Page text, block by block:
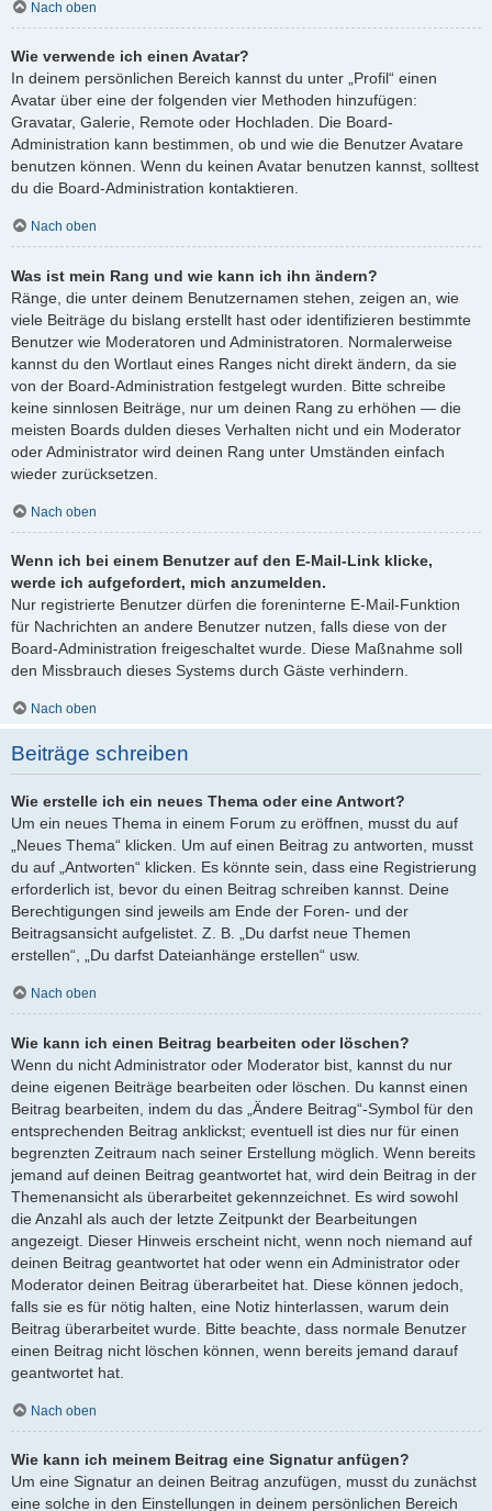
Nach oben
Wie verwende ich einen Avatar?
In deinem persönlichen Bereich kannst du unter „Profil“ einen
Avatar über eine der folgenden vier Methoden hinzufügen:
Gravatar, Galerie, Remote oder Hochladen. Die Board-
Administration kann bestimmen, ob und wie die Benutzer Avatare
benutzen können. Wenn du keinen Avatar benutzen kannst, solltest
du die Board-Administration kontaktieren.
Nach oben
Was ist mein Rang und wie kann ich ihn ändern?
Ränge, die unter deinem Benutzernamen stehen, zeigen an, wie
viele Beiträge du bislang erstellt hast oder identifizieren bestimmte
Benutzer wie Moderatoren und Administratoren. Normalerweise
kannst du den Wortlaut eines Ranges nicht direkt ändern, da sie
von der Board-Administration festgelegt wurden. Bitte schreibe
keine sinnlosen Beiträge, nur um deinen Rang zu erhöhen — die
meisten Boards dulden dieses Verhalten nicht und ein Moderator
oder Administrator wird deinen Rang unter Umständen einfach
wieder zurücksetzen.
Nach oben
Wenn ich bei einem Benutzer auf den E-Mail-Link klicke,
werde ich aufgefordert, mich anzumelden.
Nur registrierte Benutzer dürfen die foreninterne E-Mail-Funktion
für Nachrichten an andere Benutzer nutzen, falls diese von der
Board-Administration freigeschaltet wurde. Diese Maßnahme soll
den Missbrauch dieses Systems durch Gäste verhindern.
Nach oben
Beiträge schreiben
Wie erstelle ich ein neues Thema oder eine Antwort?
Um ein neues Thema in einem Forum zu eröffnen, musst du auf
„Neues Thema“ klicken. Um auf einen Beitrag zu antworten, musst
du auf „Antworten“ klicken. Es könnte sein, dass eine Registrierung
erforderlich ist, bevor du einen Beitrag schreiben kannst. Deine
Berechtigungen sind jeweils am Ende der Foren- und der
Beitragsansicht aufgelistet. Z. B. „Du darfst neue Themen
erstellen“, „Du darfst Dateianhänge erstellen“ usw.
Nach oben
Wie kann ich einen Beitrag bearbeiten oder löschen?
Wenn du nicht Administrator oder Moderator bist, kannst du nur
deine eigenen Beiträge bearbeiten oder löschen. Du kannst einen
Beitrag bearbeiten, indem du das „Ändere Beitrag“-Symbol für den
entsprechenden Beitrag anklickst; eventuell ist dies nur für einen
begrenzten Zeitraum nach seiner Erstellung möglich. Wenn bereits
jemand auf deinen Beitrag geantwortet hat, wird dein Beitrag in der
Themenansicht als überarbeitet gekennzeichnet. Es wird sowohl
die Anzahl als auch der letzte Zeitpunkt der Bearbeitungen
angezeigt. Dieser Hinweis erscheint nicht, wenn noch niemand auf
deinen Beitrag geantwortet hat oder wenn ein Administrator oder
Moderator deinen Beitrag überarbeitet hat. Diese können jedoch,
falls sie es für nötig halten, eine Notiz hinterlassen, warum dein
Beitrag überarbeitet wurde. Bitte beachte, dass normale Benutzer
einen Beitrag nicht löschen können, wenn bereits jemand darauf
geantwortet hat.
Nach oben
Wie kann ich meinem Beitrag eine Signatur anfügen?
Um eine Signatur an deinen Beitrag anzufügen, musst du zunächst
eine solche in den Einstellungen in deinem persönlichen Bereich